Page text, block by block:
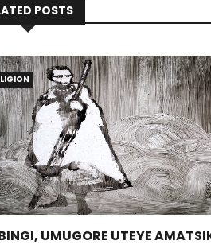
POSTS
UMUGORE UTEYE